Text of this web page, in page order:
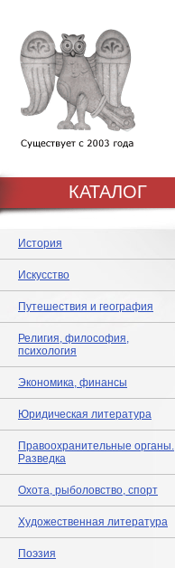
КАТАЛОГ
История
Искусство
Путешествия и география
Религия, философия,
психология
Экономика, финансы
Юридическая литература
Правоохранительные органы.
Разведка
Охота, рыболовство, спорт
Художественная литература
Поэзия